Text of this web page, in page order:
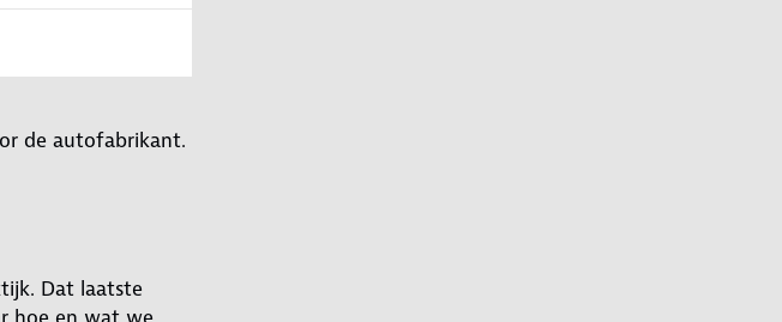
de autofabrikant.
Dat laatste
hoe en wat we